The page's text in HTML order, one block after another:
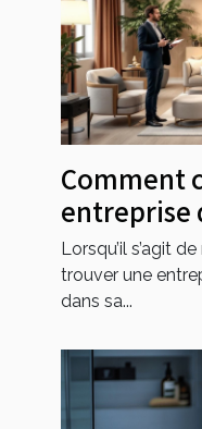
Comment
entreprise
fiable
Lorsqu’il s’agit
trouver une
dans sa...